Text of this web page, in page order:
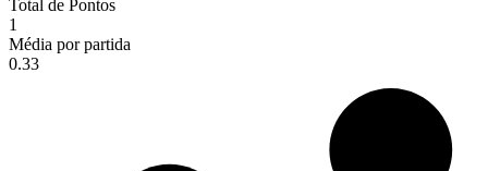
Total de Pontos
1
Média por partida
0.33